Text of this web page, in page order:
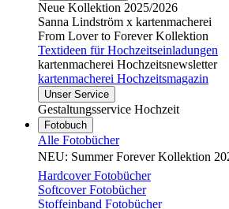
Neue Kollektion 2025/2026
Sanna Lindström x kartenmacherei
From Lover to Forever Kollektion
Textideen für Hochzeitseinladungen
kartenmacherei Hochzeitsnewsletter
kartenmacherei Hochzeitsmagazin
Unser Service
Gestaltungsservice Hochzeit
Fotobuch
Alle Fotobücher
NEU: Summer Forever Kollektion
Hardcover Fotobücher
Softcover Fotobücher
Stoffeinband Fotobücher